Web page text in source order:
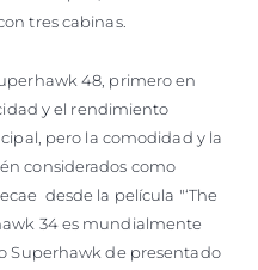
tres cabinas.
48, primero en
y el rendimiento
pero la comodidad y la
considerados como
desde la película "‘The
34 es mundialmente
Superhawk de presentado